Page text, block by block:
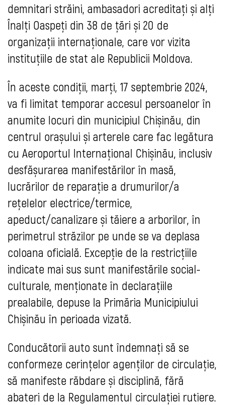
demnitari străini, ambasadori acreditați și alți
Înalți Oaspeți din 38 de țări și 20 de
organizații internaționale, care vor vizita
instituțiile de stat ale Republicii Moldova.
În aceste condiții, marți, 17 septembrie 2024,
va fi limitat temporar accesul persoanelor în
anumite locuri din municipiul Chișinău, din
centrul orașului și arterele care fac legătura
cu Aeroportul Internațional Chișinău, inclusiv
desfășurarea manifestărilor în masă,
lucrărilor de reparație a drumurilor/a
rețelelor electrice/termice,
apeduct/canalizare și tăiere a arborilor, în
perimetrul străzilor pe unde se va deplasa
coloana oficială. Excepție de la restricțiile
indicate mai sus sunt manifestările social-
culturale, menționate în declarațiile
prealabile, depuse la Primăria Municipiului
Chișinău în perioada vizată.
Conducătorii auto sunt îndemnaţi să se
conformeze cerințelor agenților de circulație,
să manifeste răbdare și disciplină, fără
abateri de la Regulamentul circulației rutiere.